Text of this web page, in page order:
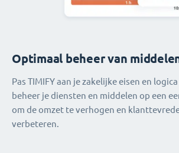
Optimaal beheer van
Pas TIMIFY aan je zakelijke eisen en
beheer je diensten en middelen op een
om de omzet te verhogen en
verbeteren.